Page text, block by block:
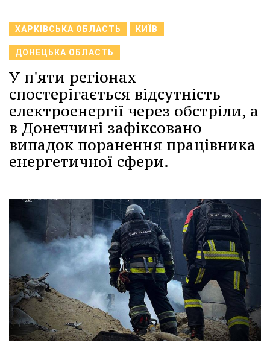
ХАРКІВСЬКА ОБЛАСТЬ КИЇВ
ДОНЕЦЬКА ОБЛАСТЬ
У п'яти регіонах
спостерігається відсутність
електроенергії через обстріли, а
в Донеччині зафіксовано
випадок поранення працівника
енергетичної сфери.